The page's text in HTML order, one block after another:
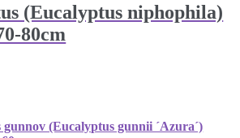
(Eucalyptus niphophila)
80cm